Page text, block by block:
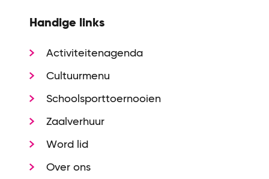
Handige links
Activiteitenagenda
Cultuurmenu
Schoolsporttoernooien
Zaalverhuur
Word lid
Over ons